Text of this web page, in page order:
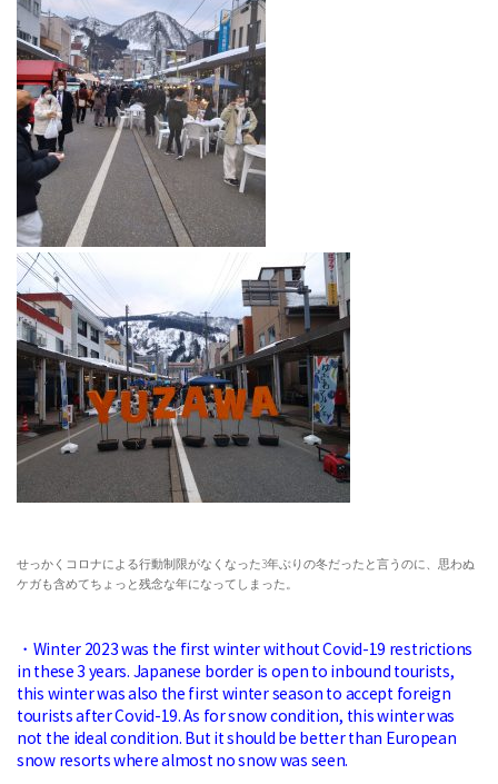
せっかくコロナによる行動制限がなくなった3年ぶりの冬だったと言うのに、思わぬ
ケガも含めてちょっと残念な年になってしまった。
・Winter 2023 was the first winter without Covid-19 restrictions
in these 3 years. Japanese border is open to inbound tourists,
this winter was also the first winter season to accept foreign
tourists after Covid-19. As for snow condition, this winter was
not the ideal condition. But it should be better than European
snow resorts where almost no snow was seen.